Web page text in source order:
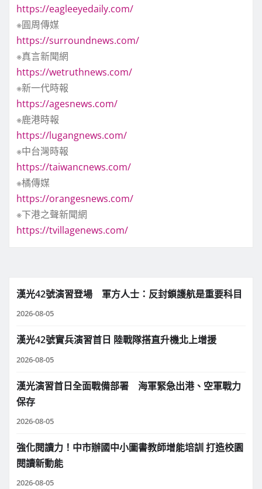
https://eagleeyedaily.com/
※圓周傳媒
https://surroundnews.com/
※真言新聞網
https://wetruthnews.com/
※新一代時報
https://agesnews.com/
※鹿港時報
https://lugangnews.com/
※中台灣時報
https://taiwancnews.com/
※橘傳媒
https://orangesnews.com/
※下港之聲新聞網
https://tvillagenews.com/
漢光42號演習登場 軍方人士：反封鎖護航是重要科目
2026-08-05
漢光42號實兵演習首日 陸戰隊搭直升機北上增援
2026-08-05
漢光演習首日全面戰備部署 海軍緊急出港、空軍戰力
保存
2026-08-05
強化閱讀力！中市辦國中小圖書教師增能培訓 打造校園
閱讀新動能
2026-08-05